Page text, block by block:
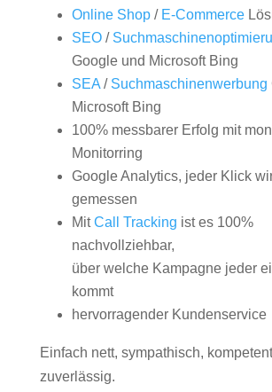
Online Shop/ E-Commerce
SEO/
Google und Microsoft Bing
SEA/ Suchmaschinenwerbung
Microsoft Bing
100% messbarer Erfolg mit
Monitorring
Google Analytics, jeder Klick
gemessen
MitCall Tracking ist es 100%
nachvollziehbar,
über welche Kampagne jeder
kommt
hervorragender Kundenservice
Einfach nett, sympathisch,
zuverlässig.